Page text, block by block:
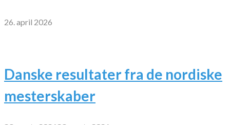
26. april 2026
Danske resultater fra de nordiske
mesterskaber